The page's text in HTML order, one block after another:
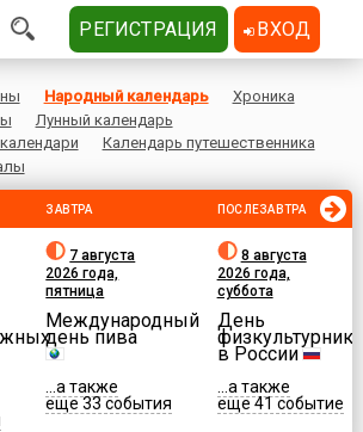
Народный календарь
Хроника
Лунный календарь
Календарь путешественника
ЗАВТРА
7 августа
2026 года,
пятница
Международный
день пива
...а также
еще 33 события
ПОСЛЕЗАВТРА
8 августа
2026 года,
суббота
День
физкультурника
в России
...а также
еще 41 событие
РЕГИСТРАЦИЯ ВХОД